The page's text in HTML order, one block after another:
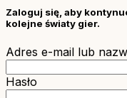
Zaloguj się, aby
kolejne światy gier.
Adres e-mail lub
Hasło